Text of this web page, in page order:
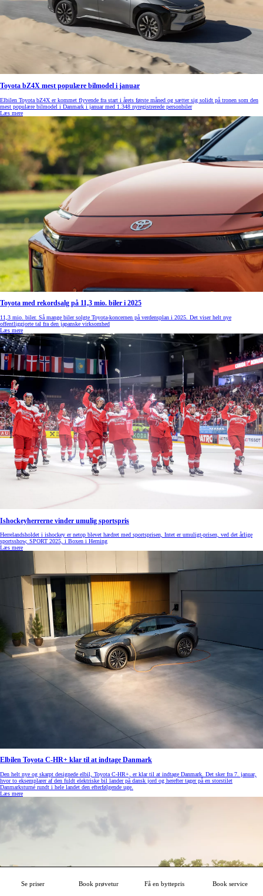
Se priser Book prøvetur Få en byttepris Book service
Toyota bZ4X mest populære bilmodel i januar
Elbilen Toyota bZ4X er kommet flyvende fra start i årets første måned og sætter sig solidt på tronen som den
mest populære bilmodel i Danmark i januar med 1.348 nyregistrerede personbiler
Læs mere
Toyota med rekordsalg på 11,3 mio. biler i 2025
11,3 mio. biler. Så mange biler solgte Toyota-koncernen på verdensplan i 2025. Det viser helt nye
offentliggjorte tal fra den japanske virksomhed
Læs mere
Ishockeyherrerne vinder umulig sportspris
Herrelandsholdet i ishockey er netop blevet hædret med sportsprisen, Intet er umuligt-prisen, ved det årlige
sportsshow, SPORT 2025, i Boxen i Herning
Læs mere
Elbilen Toyota C-HR+ klar til at indtage Danmark
Den helt nye og skarpt designede elbil, Toyota C-HR+, er klar til at indtage Danmark. Det sker fra 7. januar,
hvor to eksemplarer af den fuldt elektriske bil lander på dansk jord og herefter tager på en storstilet
Danmarksturné rundt i hele landet den efterfølgende uge.
Læs mere